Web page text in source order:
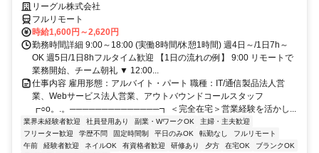
リーグル株式会社
フルリモート
時給1,600円～2,620円
勤務時間詳細 9:00～18:00 (実働8時間/休憩1時間) 週4日～/1日7h～
OK 週5日/1日8hフルタイム歓迎 【1日の流れの例】 9:00 リモートで
業務開始、チーム朝礼 ▼ 12:00...
仕事内容 雇用形態：アルバイト・パート 職種：IT/通信製品法人営
業、Webサービス法人営業、アウトバウンドコールスタッフ
┏○o。.。──────────────┓ ＜完全在宅＞営業経験を活かし...
業界未経験者歓迎 社員登用あり 副業・WワークOK
主婦・主夫歓迎
フリーター歓迎
学歴不問 固定時間制 平日のみOK 転勤なし
フルリモート
午前
経験者歓迎 ネイルOK 有資格者歓迎 研修あり 夕方 在宅OK
ブランクOK